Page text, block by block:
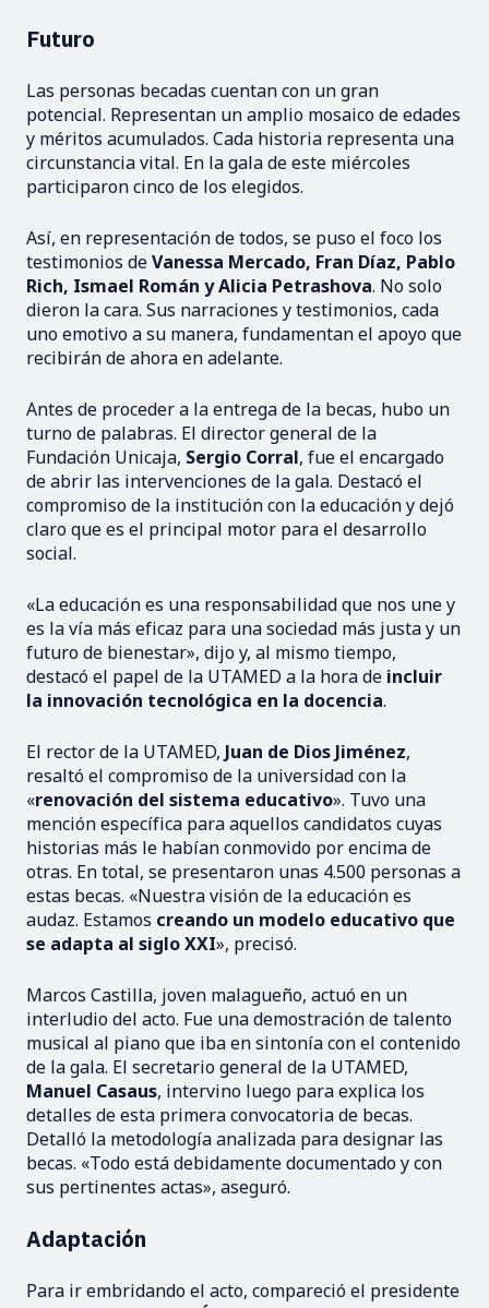
Futuro
Las personas becadas cuentan con un gran
potencial. Representan un amplio mosaico de edades
y méritos acumulados. Cada historia representa una
circunstancia vital. En la gala de este miércoles
participaron cinco de los elegidos.
Así, en representación de todos, se puso el foco los
testimonios deVanessa Mercado, Fran Díaz, Pablo
Rich, Ismael Román y Alicia Petrashova. No solo
dieron la cara. Sus narraciones y testimonios, cada
uno emotivo a su manera, fundamentan el apoyo que
recibirán de ahora en adelante.
Antes de proceder a la entrega de la becas, hubo un
turno de palabras. El director general de la
Fundación Unicaja, Sergio Corral, fue el encargado
de abrir las intervenciones de la gala. Destacó el
compromiso de la institución con la educación y dejó
claro que es el principal motor para el desarrollo
social.
«La educación es una responsabilidad que nos une y
es la vía más eficaz para una sociedad más justa y un
futuro de bienestar», dijo y, al mismo tiempo,
destacó el papel de la UTAMED a la hora de incluir
la innovación tecnológica en la docencia.
El rector de la UTAMED, Juan de Dios Jiménez,
resaltó el compromiso de la universidad con la
«renovación del sistema educativo». Tuvo una
mención específica para aquellos candidatos cuyas
historias más le habían conmovido por encima de
otras. En total, se presentaron unas 4.500 personas a
estas becas. «Nuestra visión de la educación es
audaz. Estamos creando un modelo educativo que
se adapta al siglo XXI», precisó.
Marcos Castilla, joven malagueño, actuó en un
interludio del acto. Fue una demostración de talento
musical al piano que iba en sintonía con el contenido
de la gala. El secretario general de la UTAMED,
Manuel Casaus, intervino luego para explica los
detalles de esta primera convocatoria de becas.
Detalló la metodología analizada para designar las
becas. «Todo está debidamente documentado y con
sus pertinentes actas», aseguró.
Adaptación
Para ir embridando el acto, compareció el presidente